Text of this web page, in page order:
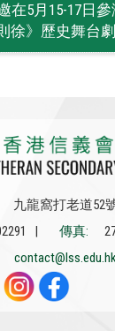
在5月15-17日
徐》歷史舞台劇
九龍窩打老道52
| 傳真: